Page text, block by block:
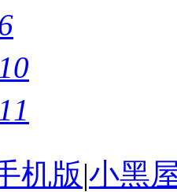
10
11
机版|小黑